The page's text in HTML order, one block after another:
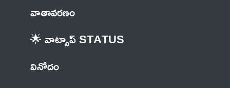
వాతావరణం
🌟 వాట్సాప్ STATUS
వినోదం